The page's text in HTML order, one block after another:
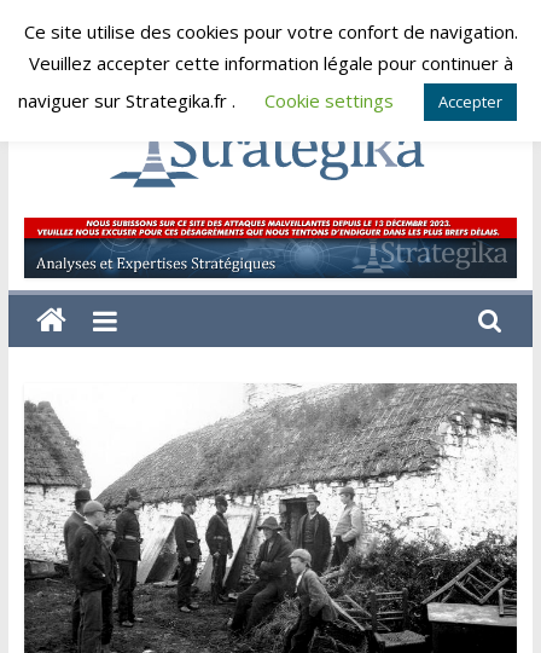
Skip
vendredi, août 7, 2026
Strategika
Expertise
et
Analyses
Ce site utilise des cookies pour votre confort de navigation.
Veuillez accepter cette information légale pour continuer à
naviguer sur Strategika.fr .
Cookie settings Accepter